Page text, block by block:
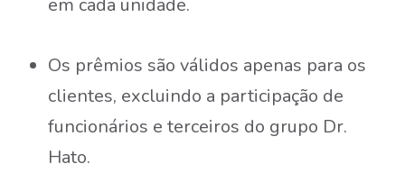
em cada unidade.
Os prêmios são válidos apenas para os
clientes, excluindo a participação de
funcionários e terceiros do grupo Dr.
Hato.